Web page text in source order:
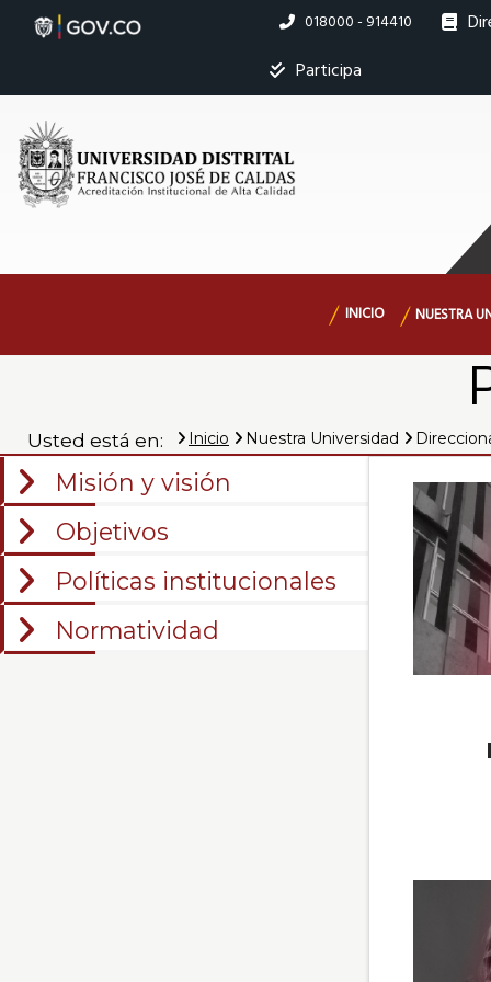
Políticas
institucionales
|
Universidad
Distrital
Francisco
José
de
Caldas
Linea
018000 - 914410
Participa
principal
INICIO NUESTRA
Usted está en: Inicio Nuestra Universidad
Misión y visión
Objetivos
Políticas institucionales
Normatividad